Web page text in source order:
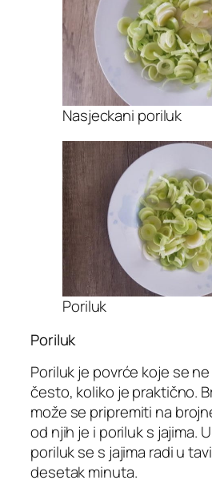
Nasjeckani poriluk
Poriluk
Poriluk
Poriluk je povrće koje se
često, koliko je praktično.
može se pripremiti na
od njih je i poriluk s jajima.
poriluk se s jajima radi u
desetak minuta.